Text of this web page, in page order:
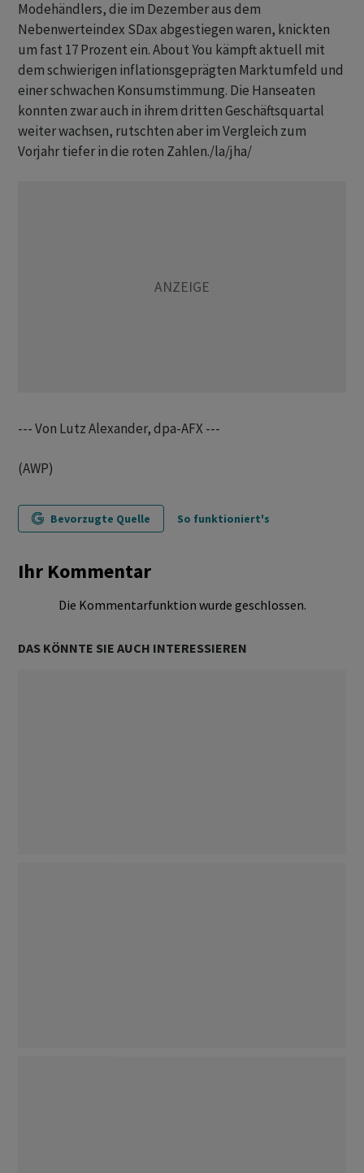
Modehändlers, die im Dezember aus dem
Nebenwerteindex SDax abgestiegen waren, knickten
um fast 17 Prozent ein. About You kämpft aktuell mit
dem schwierigen inflationsgeprägten Marktumfeld und
einer schwachen Konsumstimmung. Die Hanseaten
konnten zwar auch in ihrem dritten Geschäftsquartal
weiter wachsen, rutschten aber im Vergleich zum
Vorjahr tiefer in die roten Zahlen./la/jha/
--- Von Lutz Alexander, dpa-AFX ---
(AWP)
Bevorzugte Quelle So funktioniert's
Ihr Kommentar
Die Kommentarfunktion wurde geschlossen.
DAS KÖNNTE SIE AUCH INTERESSIEREN